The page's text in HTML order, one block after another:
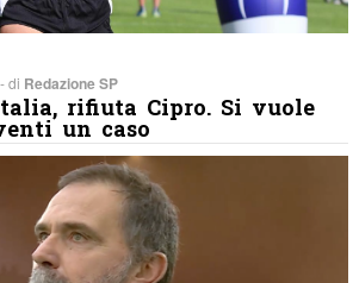
di Redazione SP
rifiuta Cipro. Si vuole
un caso